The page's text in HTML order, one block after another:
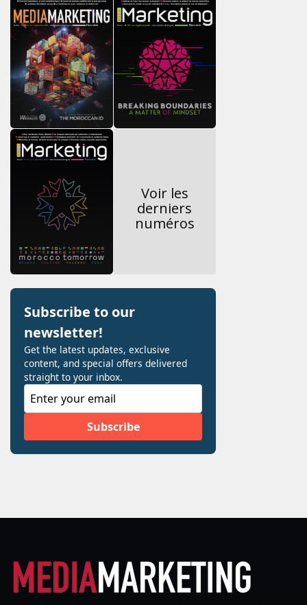
Voir les
derniers
numéros